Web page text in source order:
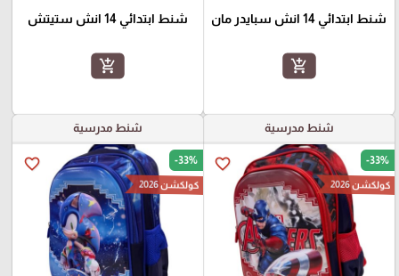
شنط ابتدائي 14 انش سبايدر مان
add_shopping_cart
شنط ابتدائي 14 انش ستيتش
add_shopping_cart
شنط مدرسية
favorite_border -33%
كولكشن 2026
شنط مدرسية
favorite_border -33%
كولكشن 2026